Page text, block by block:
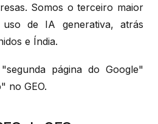
Somos o terceiro maior
de IA generativa, atrás
e Índia.
página do Google"
no GEO.